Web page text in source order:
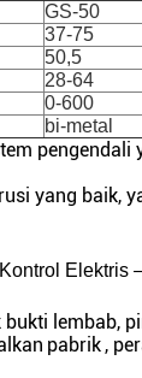
GS-50
37-75
50,5
28-64
0-600
bi-metal
yang baik,
Elektris
bukti lembab,
pabrik,